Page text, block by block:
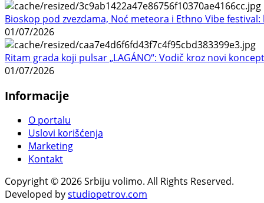
Bioskop pod zvezdama, Noć meteora i Ethno Vibe
01/07/2026
Ritam grada koji pulsar „LAGÁNO“: Vodič kroz novi
01/07/2026
Informacije
O portalu
Uslovi korišćenja
Marketing
Kontakt
Copyright © 2026 Srbiju volimo. All Rights Reserved.
Developed bystudiopetrov.com